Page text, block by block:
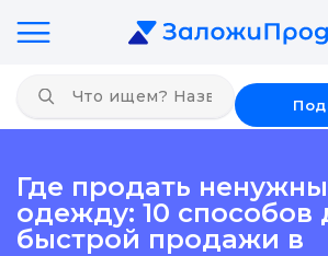
Где продать
одежду: 10 способов
быстрой продажи в